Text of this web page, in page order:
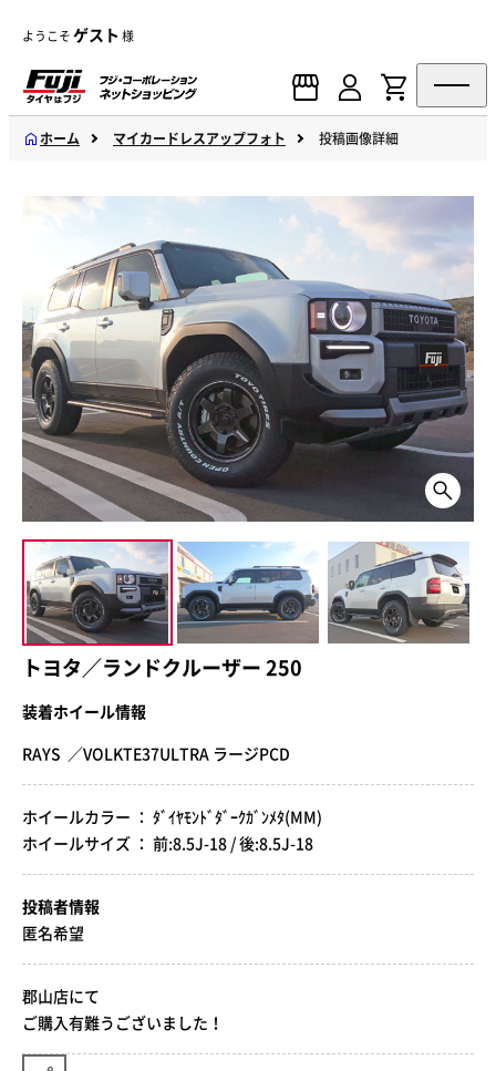
ようこそゲスト 様
ホーム マイカードレスアップフォト 投稿画像詳細
トヨタ／ランドクルーザー 250
装着ホイール情報
RAYS ／VOLKTE37ULTRA ラージPCD
ホイールカラー ： ﾀﾞｲﾔﾓﾝﾄﾞﾀﾞｰｸｶﾞﾝﾒﾀ(MM)
ホイールサイズ ： 前:8.5J-18 / 後:8.5J-18
投稿者情報
匿名希望
郡山店にて
ご購入有難うございました！